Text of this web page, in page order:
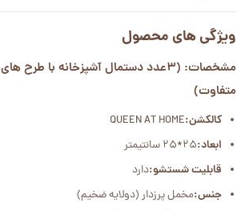
ویژگی های محصول
مشخصات: (3عدد دستمال آشپزخانه با طرح های
متفاوت)
کالکشن:QUEEN AT HOME
ابعاد:25*25 سانتیمتر
قابلیت شستشو:دارد
جنس:مخمل پرزدار (دولایه ضخیم)